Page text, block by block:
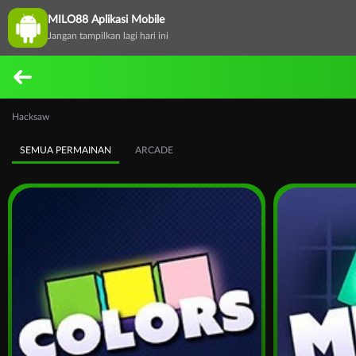
MILO88 Aplikasi Mobile
Jangan tampilkan lagi hari ini
Hacksaw
SEMUA PERMAINAN ARCADE